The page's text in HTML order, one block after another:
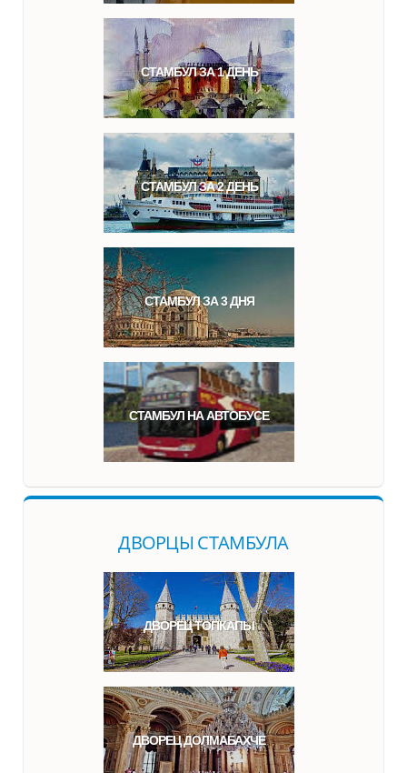
СТАМБУЛ ЗА 1 ДЕНЬ
СТАМБУЛ ЗА 2 ДЕНЬ
СТАМБУЛ ЗА 3 ДНЯ
СТАМБУЛ НА АВТОБУСЕ
ДВОРЦЫ СТАМБУЛА
ДВОРЕЦ ТОПКАПЫ
ДВОРЕЦ ДОЛМАБАХЧЕ